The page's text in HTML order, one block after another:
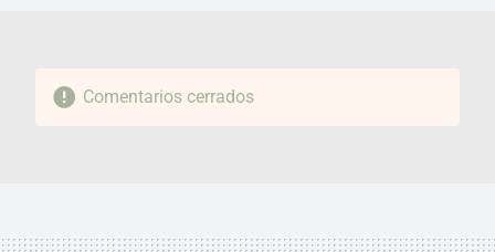
Comentarios cerrados